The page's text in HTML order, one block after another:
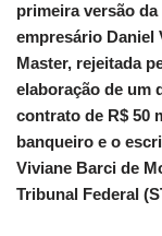
primeira versão
empresário Daniel
Master, rejeitada
elaboração de um
contrato de R$ 50
banqueiro e o
Viviane Barci de
Tribunal Federal